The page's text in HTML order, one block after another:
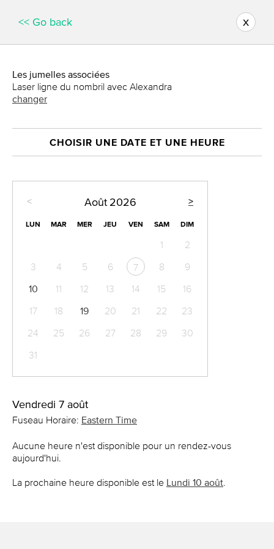
<< Go back x
Les jumelles associées
Laser ligne du nombril avec Alexandra
changer
CHOISIR UNE DATE ET UNE HEURE
< >
Août 2026
LUN MAR MER JEU VEN SAM DIM
1
2
3
4 5 6 7 8
9
10
11 12 13 14 15
16
17
18 19 20 21 22
23
24
25 26 27 28 29
30
31
Vendredi 7 août
Fuseau Horaire: Eastern Time
Aucune heure n'est disponible pour un rendez-vous
aujourd'hui.
La prochaine heure disponible est le Lundi 10 août.